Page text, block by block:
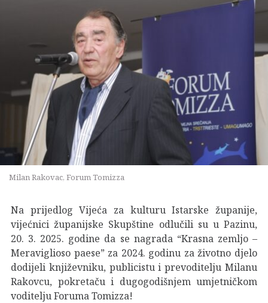
Milan Rakovac, Forum Tomizza
Na prijedlog Vijeća za kulturu Istarske županije,
vijećnici županijske Skupštine odlučili su u Pazinu,
20. 3. 2025. godine da se nagrada “Krasna zemljo –
Meraviglioso paese” za 2024. godinu za životno djelo
dodijeli književniku, publicistu i prevoditelju Milanu
Rakovcu, pokretaču i dugogodišnjem umjetničkom
voditelju Foruma Tomizza!